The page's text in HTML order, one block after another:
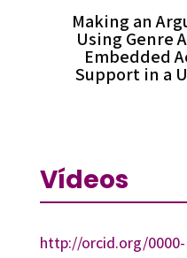
Making an
Using Genre
Embedded
Support in a
Vídeos
http://orcid.org/0000-